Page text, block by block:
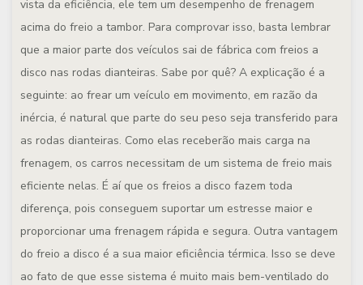
vista da eficiência, ele tem um desempenho de frenagem
acima do freio a tambor. Para comprovar isso, basta lembrar
que a maior parte dos veículos sai de fábrica com freios a
disco nas rodas dianteiras. Sabe por quê? A explicação é a
seguinte: ao frear um veículo em movimento, em razão da
inércia, é natural que parte do seu peso seja transferido para
as rodas dianteiras. Como elas receberão mais carga na
frenagem, os carros necessitam de um sistema de freio mais
eficiente nelas. É aí que os freios a disco fazem toda
diferença, pois conseguem suportar um estresse maior e
proporcionar uma frenagem rápida e segura. Outra vantagem
do freio a disco é a sua maior eficiência térmica. Isso se deve
ao fato de que esse sistema é muito mais bem-ventilado do